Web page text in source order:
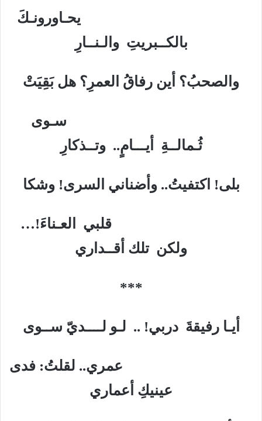
يحـاورونـكَ
بالكــبريتِ والـنــارِ
والصحبُ؟ أين رفاقُ العمرِ؟ هل بَقِيَتْ
سـوى
ثُـمالــةِ أيـــامٍ.. وتــذكارِ
بلى! اكتفيتُ.. وأضناني السرى! وشكا
قلبي العـناءَ!…
ولكن تلك أقــداري
***
أيـا رفيقةَ دربي! .. لـو لــــديّ ســوى
عمري.. لقلتُ: فدى
عينيكِ أعماري